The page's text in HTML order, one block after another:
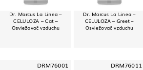
Dr. Marcus La Linea –
CELULOZA – Cat –
Osviežovač vzduchu
Dr. Marcus La Linea –
CELULOZA – Greet –
Osviežovač vzduchu
DRM76001 DRM76011